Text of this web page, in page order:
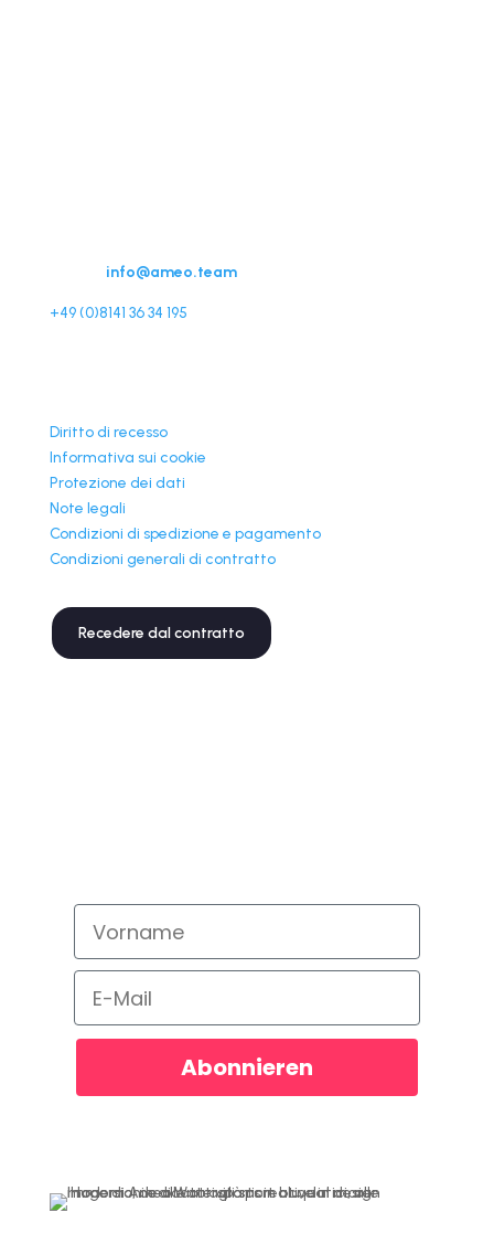
info@ameo.team
+49 (0)8141 36 34 195
Diritto di recesso
Informativa sui cookie
Protezione dei dati
Note legali
Condizioni di spedizione e pagamento
Condizioni generali di contratto
Recedere dal contratto
Vorname
Email
Abonnieren